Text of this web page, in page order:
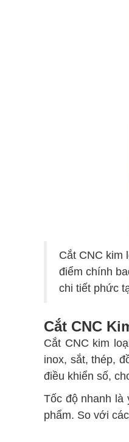
Cắt CNC kim
điểm chính
chi tiết phức
Cắt CNC
Cắt CNC kim
inox, sắt, thép,
điều khiển số,
Tốc độ nhanh là
phẩm. So với